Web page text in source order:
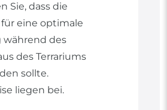
Sie, dass die
eine optimale
während des
des Terrariums
sollte.
liegen bei.